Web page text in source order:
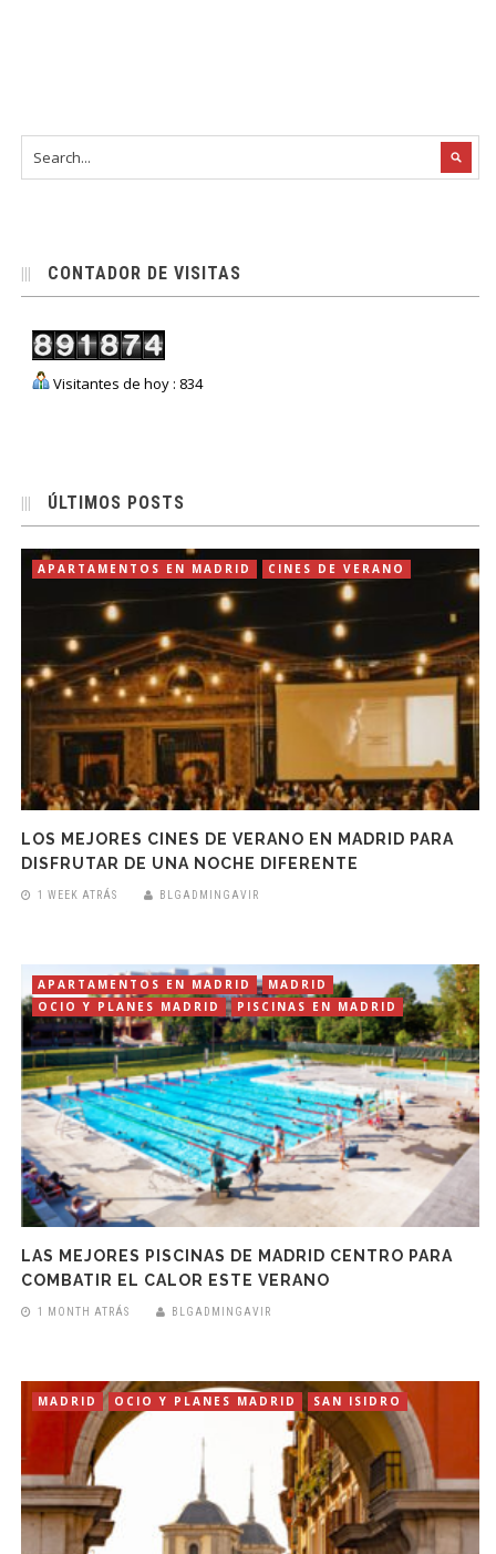
CONTADOR DE VISITAS
Visitantes de hoy : 834
ÚLTIMOS POSTS
APARTAMENTOS EN MADRID CINES DE VERANO
LOS MEJORES CINES DE VERANO EN MADRID PARA
DISFRUTAR DE UNA NOCHE DIFERENTE
1 WEEK ATRÁS BLGADMINGAVIR
APARTAMENTOS EN MADRID
MADRID
OCIO Y PLANES MADRID
PISCINAS EN MADRID
LAS MEJORES PISCINAS DE MADRID CENTRO PARA
COMBATIR EL CALOR ESTE VERANO
1 MONTH ATRÁS BLGADMINGAVIR
MADRID OCIO Y PLANES MADRID SAN ISIDRO